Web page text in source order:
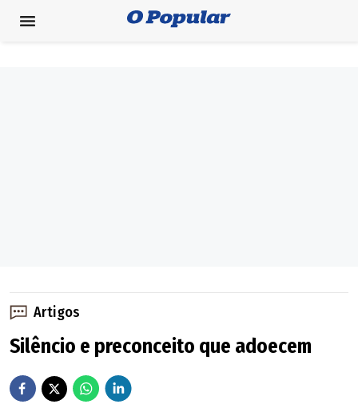
Artigos
Silêncio e preconceito que adoecem